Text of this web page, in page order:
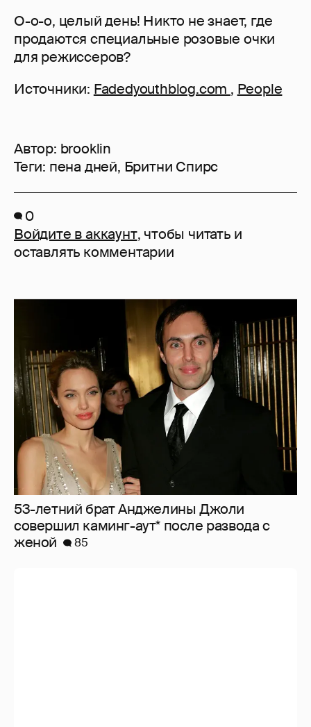
О-о-о, целый день! Никто не знает, где
продаются специальные розовые очки
для режиссеров?
Источники: Fadedyouthblog.com , People
Автор: brooklin
Теги: пена дней, Бритни Спирс
0
Войдите в аккаунт, чтобы читать и
оставлять комментарии
53-летний брат Анджелины Джоли
совершил каминг-аут* после развода с
женой
85